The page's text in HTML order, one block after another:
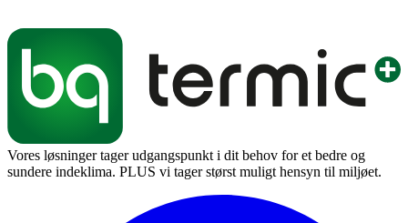
Vores løsninger tager udgangspunkt i dit behov for et bedre og
sundere indeklima. PLUS vi tager størst muligt hensyn til miljøet.